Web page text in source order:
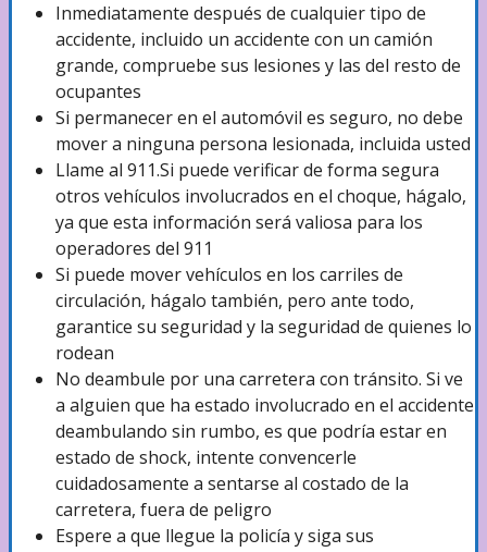
Accidentes de Motos Acuáticas
Mala Praxis
Negligencia Profesional
Negligencia Médica
Diagnóstico Equivocado
Inmediatamente después de cualquier tipo de
accidente, incluido un accidente con un camión
grande, compruebe sus lesiones y las del resto de
ocupantes
Si permanecer en el automóvil es seguro, no debe
mover a ninguna persona lesionada, incluida usted
Llame al 911.Si puede verificar de forma segura
otros vehículos involucrados en el choque, hágalo,
ya que esta información será valiosa para los
operadores del 911
Si puede mover vehículos en los carriles de
circulación, hágalo también, pero ante todo,
garantice su seguridad y la seguridad de quienes lo
rodean
No deambule por una carretera con tránsito. Si ve
a alguien que ha estado involucrado en el accidente
deambulando sin rumbo, es que podría estar en
estado de shock, intente convencerle
cuidadosamente a sentarse al costado de la
carretera, fuera de peligro
Espere a que llegue la policía y siga sus